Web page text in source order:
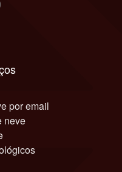
por email
neve